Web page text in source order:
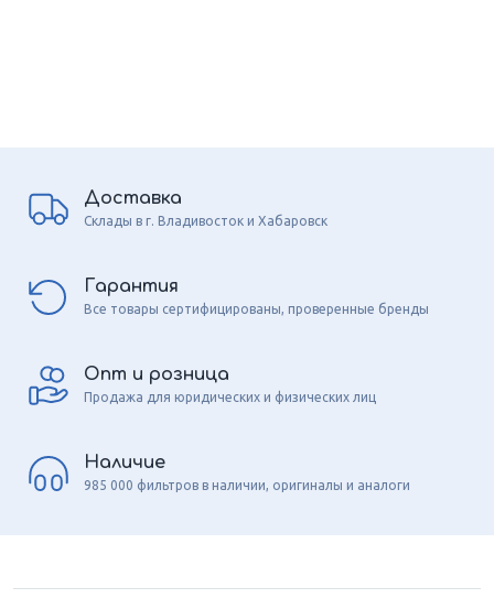
Доставка
Склады в г. Владивосток и Хабаровск
Гарантия
Все товары сертифицированы, проверенные бренды
Опт и розница
Продажа для юридических и физических лиц
Наличие
985 000 фильтров в наличии, оригиналы и аналоги